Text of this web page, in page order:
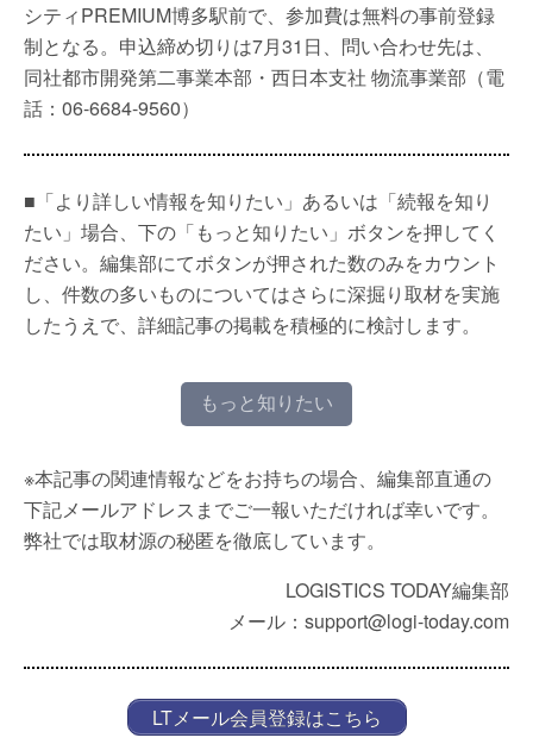
シティPREMIUM博多駅前で、参加費は無料の事前登録
制となる。申込締め切りは7月31日、問い合わせ先は、
同社都市開発第二事業本部・西日本支社 物流事業部（電
話：06-6684-9560）
■「より詳しい情報を知りたい」あるいは「続報を知り
たい」場合、下の「もっと知りたい」ボタンを押してく
ださい。編集部にてボタンが押された数のみをカウント
し、件数の多いものについてはさらに深掘り取材を実施
したうえで、詳細記事の掲載を積極的に検討します。
もっと知りたい
※本記事の関連情報などをお持ちの場合、編集部直通の
下記メールアドレスまでご一報いただければ幸いです。
弊社では取材源の秘匿を徹底しています。
LOGISTICS TODAY編集部
メール：support@logi-today.com
LTメール会員登録はこちら